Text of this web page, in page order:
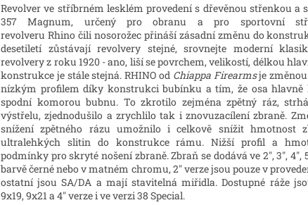
Revolver ve stříbrném lesklém provedení s dřevěnou střenkou a
357 Magnum, určený pro obranu a pro sportovní
revolveru Rhino čili nosorožec přináší zásadní změnu do
desetiletí zůstávají revolvery stejné, srovnejte moderní
revolvery z roku 1920 - ano, liší se povrchem, velikostí, délkou
konstrukce je stále stejná. RHINO od Chiappa Firearmsje
nízkým profilem díky konstrukci bubínku a tím, že osa hlavně
spodní komorou bubnu. To zkrotilo zejména zpětný ráz,
výstřelu, zjednodušilo a zrychlilo tak i znovuzacílení zbraně.
snížení zpětného rázu umožnilo i celkově snížit hmotnost
ultralehkých slitin do konstrukce rámu. Nižší profil a
podmínky pro skryté nošení zbraně. Zbraň se dodává ve 2", 3", 4",
barvě černé nebo v matném chromu, 2" verze jsou pouze v
ostatní jsou SA/DA a mají stavitelná miřidla. Dostupné ráže
9x19, 9x21 a 4" verze i ve verzi 38 Special.